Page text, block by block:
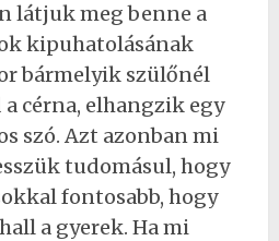
látjuk meg benne a
kipuhatolásának
bármelyik szülőnél
cérna, elhangzik egy
szó. Azt azonban mi
tudomásul, hogy
fontosabb, hogy
a gyerek. Ha mi